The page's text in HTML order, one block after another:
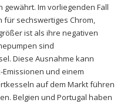
Im vorliegenden Fall
für sechswertiges Chrom,
ist als ihre negativen
sind
Diese Ausnahme kann
und einem
auf dem Markt führen
Belgien und Portugal haben